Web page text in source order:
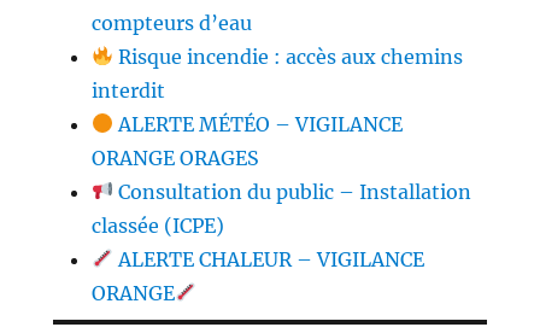
compteurs d’eau
Risque incendie : accès aux chemins
interdit
ALERTE MÉTÉO – VIGILANCE
ORANGE ORAGES
Consultation du public – Installation
classée (ICPE)
ALERTE CHALEUR – VIGILANCE
ORANGE